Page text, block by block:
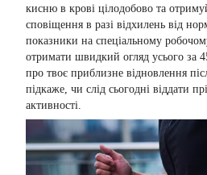
кисню в крові цілодобово та
сповіщення в разі відхилень від
показники на спеціальному
отримати швидкий огляд усього за
про твоє приблизне відновлення
підкаже, чи слід сьогодні віддати
активності.